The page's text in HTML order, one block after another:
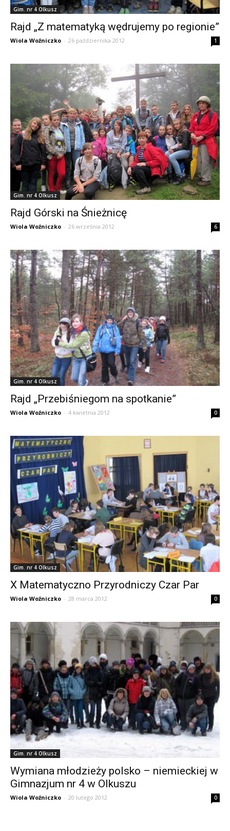
Gim. nr 4 Olkusz
Rajd „Z matematyką wędrujemy po regionie”
Wiola Woźniczko - 26 października 2012 1
Gim. nr 4 Olkusz
Rajd Górski na Śnieżnicę
Wiola Woźniczko - 26 września 2012 6
Gim. nr 4 Olkusz
Rajd „Przebiśniegom na spotkanie”
Wiola Woźniczko - 4 kwietnia 2012 0
Gim. nr 4 Olkusz
X Matematyczno Przyrodniczy Czar Par
Wiola Woźniczko - 28 marca 2012 0
Gim. nr 4 Olkusz
Wymiana młodzieży polsko – niemieckiej w
Gimnazjum nr 4 w Olkuszu
Wiola Woźniczko - 20 lutego 2012 0